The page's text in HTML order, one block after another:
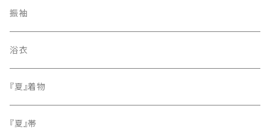
紬
色無地
小紋
留袖
袋帯
名古屋帯
振袖
浴衣
『夏』着物
『夏』帯